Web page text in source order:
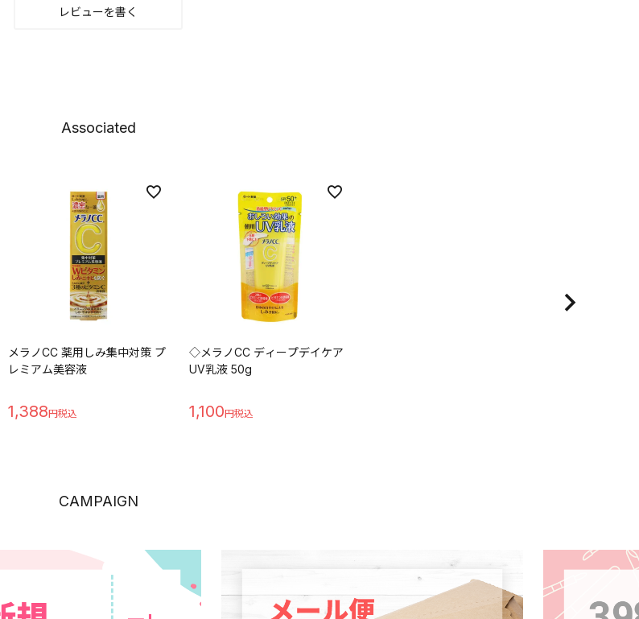
レビューを書く
Associated
メラノCC 薬用しみ集中対策 プ
レミアム美容液
1,388
◇メラノCC ディープデイケア
UV乳液 50g
1,100
CAMPAIGN